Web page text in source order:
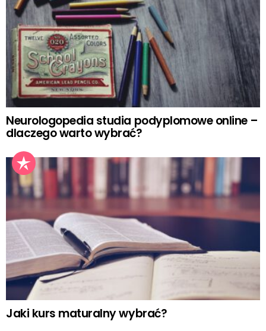
Neurologopedia studia podyplomowe online –
dlaczego warto wybrać?
Jaki kurs maturalny wybrać?